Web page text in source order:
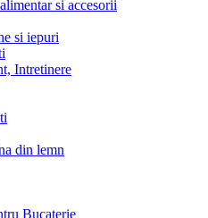
si accesorii
si iepuri
Intretinere
din lemn
Bucaterie